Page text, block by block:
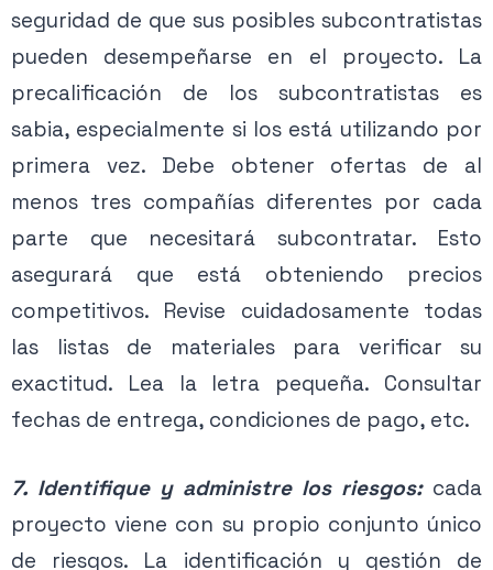
seguridad de que sus posibles subcontratistas
pueden desempeñarse en el proyecto. La
precalificación de los subcontratistas es
sabia, especialmente si los está utilizando por
primera vez. Debe obtener ofertas de al
menos tres compañías diferentes por cada
parte que necesitará subcontratar. Esto
asegurará que está obteniendo precios
competitivos. Revise cuidadosamente todas
las listas de materiales para verificar su
exactitud. Lea la letra pequeña. Consultar
fechas de entrega, condiciones de pago, etc.
7. Identifique y administre los riesgos:cada
proyecto viene con su propio conjunto único
de riesgos. La identificación y gestión de